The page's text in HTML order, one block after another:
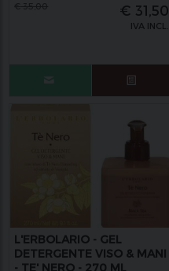
€ 31,50
IVA INCL.
L'ERBOLARIO - GEL
DETERGENTE VISO & MANI
- TE' NERO - 270 ML